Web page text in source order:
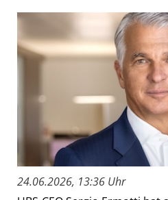
24.06.2026, 13:36 Uhr